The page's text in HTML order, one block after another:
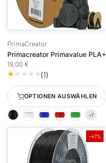
PrimaCreator
Primacreator Primavalue PLA+
19,00 €
(1)
OPTIONEN AUSWÄHLEN
-47%